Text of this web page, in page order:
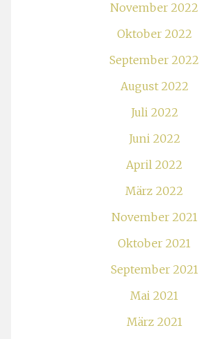
November 2022
Oktober 2022
September 2022
August 2022
Juli 2022
Juni 2022
April 2022
März 2022
November 2021
Oktober 2021
September 2021
Mai 2021
März 2021